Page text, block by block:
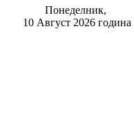
Понеделник,
10 Август 2026 година